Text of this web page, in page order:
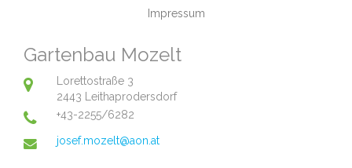
Impressum
Gartenbau Mozelt
Lorettostraße 3
2443 Leithaprodersdorf
+43-2255/6282
josef.mozelt@aon.at